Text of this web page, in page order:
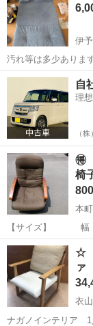
伊
汚れ等は多少ありま
てくれる方を優先さ
愛媛 西条市
自
理
（
🉐
椅
本
【サイズ】
６０㎝ 高さ ５
ポケットに
回転もリク
愛媛 松山市
☆
ァ
衣
ナガノインテリア 1人掛け